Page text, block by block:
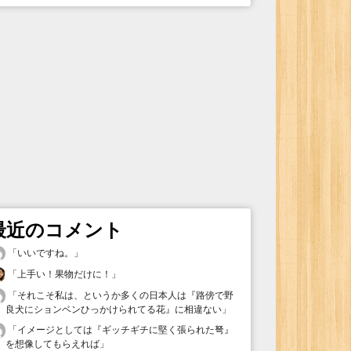
近のコメント
「いいですね。
」
「上手い！果物だけに！ 」
「それこそ私は、というか多くの日本人は『路傍で野
良犬にションベンひっかけられてる花』に相違ない 」
「イメージとしては『ギッチギチに堅く張られた弩』
を想像してもらえれば 」